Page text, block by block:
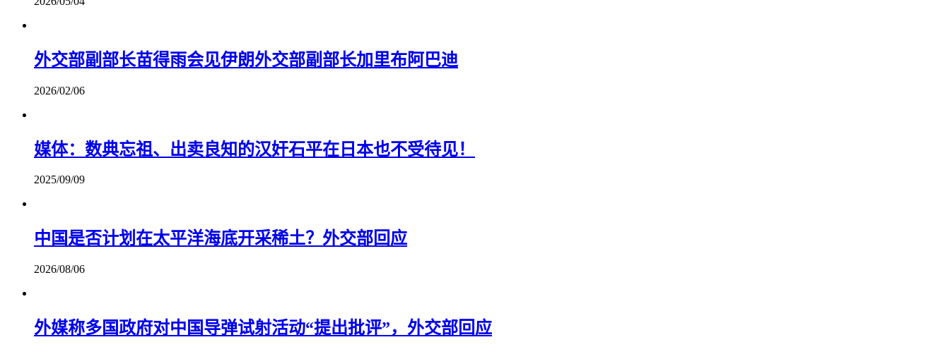
外交部副部长苗得雨会见伊朗外交部副部长加里布阿巴迪
2026/02/06
媒体：数典忘祖、出卖良知的汉奸石平在日本也不受待见！
2025/09/09
中国是否计划在太平洋海底开采稀土？外交部回应
2026/08/06
外媒称多国政府对中国导弹试射活动“提出批评”，外交部回应